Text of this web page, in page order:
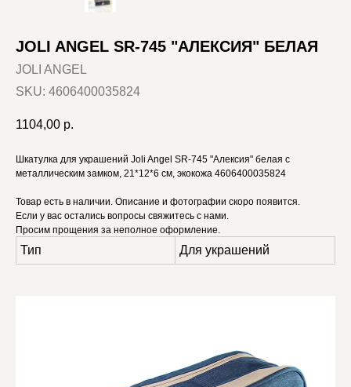
JOLI ANGEL SR-745 "АЛЕКСИЯ" БЕЛАЯ
JOLI ANGEL
SKU: 4606400035824
1104,00 р.
Шкатулка для украшений Joli Angel SR-745 "Алексия" белая с
металлическим замком, 21*12*6 см, экокожа 4606400035824
Товар есть в наличии. Описание и фотографии скоро появится.
Если у вас остались вопросы свяжитесь с нами.
Просим прощения за неполное оформление.
Тип Для украшений